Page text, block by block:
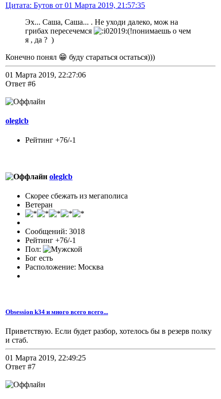
Цитата: Бутов от 01 Марта 2019, 21:57:35
Эх... Саша, Саша... . Не уходи далеко, мож на
грибах пересечемся
(!понимаешь о чем
я , да ? )
Конечно понял 😁 буду стараться остаться)))
01 Марта 2019, 22:27:06
Ответ #6
oleglcb
Рейтинг +76/-1
oleglcb
Скорее сбежать из мегаполиса
Ветеран
Сообщений: 3018
Рейтинг +76/-1
Пол:
Бог есть
Расположение: Москва
Obsession k34 и много всего всего...
Приветствую. Если будет разбор, хотелось бы в резерв полку
и стаб.
01 Марта 2019, 22:49:25
Ответ #7